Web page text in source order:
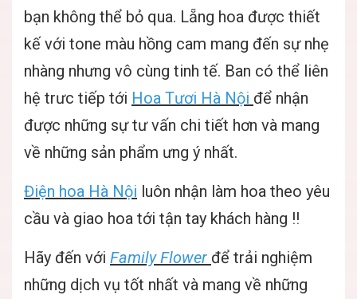
bạn không thể bỏ qua. Lẵng hoa được thiết
kế với tone màu hồng cam mang đến sự nhẹ
nhàng nhưng vô cùng tinh tế. Ban có thể liên
hệ trưc tiếp tới Hoa Tươi Hà Nội để nhận
được những sự tư vấn chi tiết hơn và mang
về những sản phẩm ưng ý nhất.
Điện hoa Hà Nội luôn nhận làm hoa theo yêu
cầu và giao hoa tới tận tay khách hàng !!
Hãy đến với Family Flower để trải nghiệm
những dịch vụ tốt nhất và mang về những